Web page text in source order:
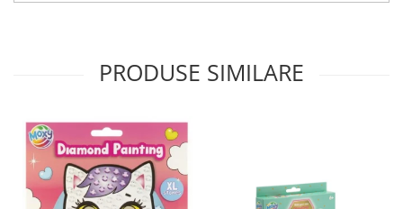
PRODUSE SIMILARE